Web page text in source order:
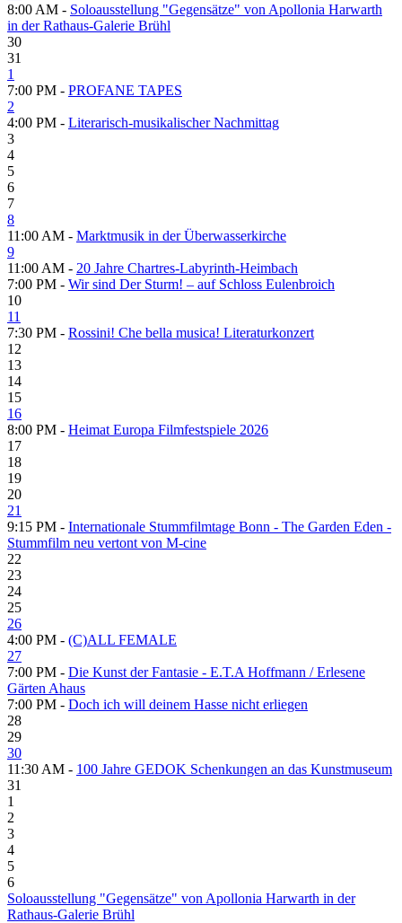
8:00 AM - Soloausstellung "Gegensätze" von Apollonia Harwarth
in der Rathaus-Galerie Brühl
30
31
1
7:00 PM - PROFANE TAPES
2
4:00 PM - Literarisch-musikalischer Nachmittag
3
4
5
6
7
8
11:00 AM - Marktmusik in der Überwasserkirche
9
11:00 AM - 20 Jahre Chartres-Labyrinth-Heimbach
7:00 PM - Wir sind Der Sturm! – auf Schloss Eulenbroich
10
11
7:30 PM - Rossini! Che bella musica! Literaturkonzert
12
13
14
15
16
8:00 PM - Heimat Europa Filmfestspiele 2026
17
18
19
20
21
9:15 PM - Internationale Stummfilmtage Bonn - The Garden Eden -
Stummfilm neu vertont von M-cine
22
23
24
25
26
4:00 PM - (C)ALL FEMALE
27
7:00 PM - Die Kunst der Fantasie - E.T.A Hoffmann / Erlesene
Gärten Ahaus
7:00 PM - Doch ich will deinem Hasse nicht erliegen
28
29
30
11:30 AM - 100 Jahre GEDOK Schenkungen an das Kunstmuseum
31
1
2
3
4
5
6
Soloausstellung "Gegensätze" von Apollonia Harwarth in der
Rathaus-Galerie Brühl